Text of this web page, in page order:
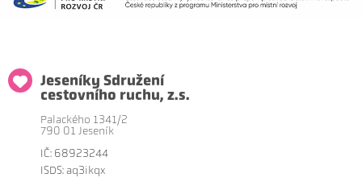
Jeseníky Sdružení
cestovního ruchu, z.s.
Palackého 1341/2
790 01 Jeseník
IČ: 68923244
ISDS: aq3ikqx